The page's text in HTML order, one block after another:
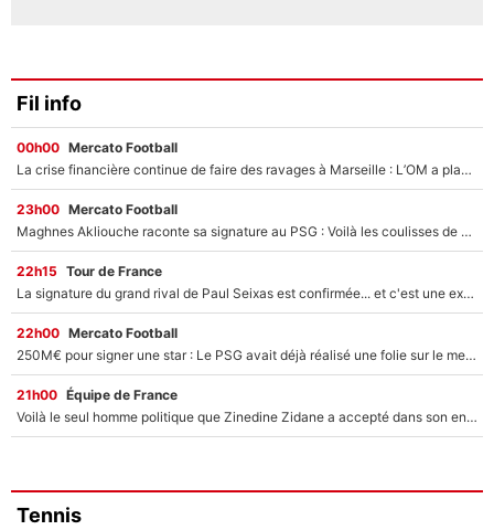
Fil info
00h00 Mercato Football
La crise financière continue de faire des ravages à Marseille : L’OM a placé 12 joueurs sur le marché des transferts… et ça pourrait lui rapporter près de 100M€ !
23h00 Mercato Football
Maghnes Akliouche raconte sa signature au PSG : Voilà les coulisses de son transfert de rêve à 50M€
22h15 Tour de France
La signature du grand rival de Paul Seixas est confirmée... et c'est une excellente nouvelle pour l'équipe Decathlon-CMA CGM !
22h00 Mercato Football
250M€ pour signer une star : Le PSG avait déjà réalisé une folie sur le mercato bien avant Neymar !
21h00 Équipe de France
Voilà le seul homme politique que Zinedine Zidane a accepté dans son entourage : «Je garde un très bon souvenir de lui»
Tennis